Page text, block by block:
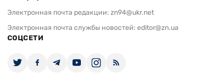
Электронная почта редакции: zn94@ukr.net
Электронная почта службы новостей: editor@zn.ua
СОЦСЕТИ